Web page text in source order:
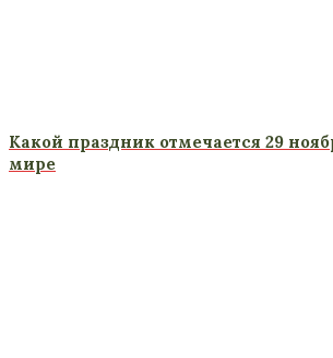
Какой праздник отмечается 29
мире